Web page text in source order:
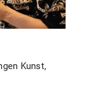
Kunst,